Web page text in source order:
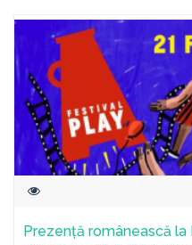
Prezență românească la